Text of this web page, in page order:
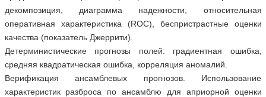
декомпозиция, диаграмма надежности, относительная
оперативная характеристика (ROC), беспристрастные оценки
качества (показатель Джеррити).
Детерминистические прогнозы полей: градиентная ошибка,
средняя квадратическая ошибка, корреляция аномалий.
Верификация ансамблевых прогнозов. Использование
характеристик разброса по ансамблю для априорной оценки